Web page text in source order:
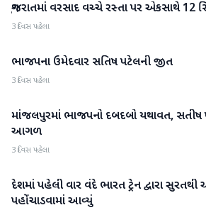
ગુજરાત
ગુજરાતમાં વરસાદ વચ્ચે રસ્તા પર એકસાથે 12
3 દિવસ પહેલા
ગુજરાત
ભાજપના ઉમેદવાર સતિષ પટેલની જીત
3 દિવસ પહેલા
ગુજરાત
માંજલપુરમાં ભાજપનો દબદબો યથાવત, સતીષ
આગળ
3 દિવસ પહેલા
ગુજરાત
દેશમાં પહેલી વાર વંદે ભારત ટ્રેન દ્વારા સુરતથી
પહોંચાડવામાં આવ્યું